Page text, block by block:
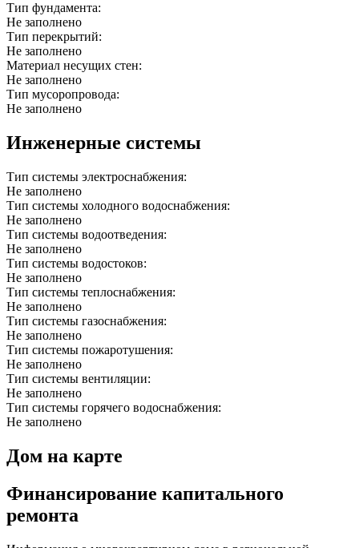
Тип фундамента:
Не заполнено
Тип перекрытий:
Не заполнено
Материал несущих стен:
Не заполнено
Тип мусоропровода:
Не заполнено
Инженерные системы
Тип системы электроснабжения:
Не заполнено
Тип системы холодного водоснабжения:
Не заполнено
Тип системы водоотведения:
Не заполнено
Тип системы водостоков:
Не заполнено
Тип системы теплоснабжения:
Не заполнено
Тип системы газоснабжения:
Не заполнено
Тип системы пожаротушения:
Не заполнено
Тип системы вентиляции:
Не заполнено
Тип системы горячего водоснабжения:
Не заполнено
Дом на карте
Финансирование капитального
ремонта